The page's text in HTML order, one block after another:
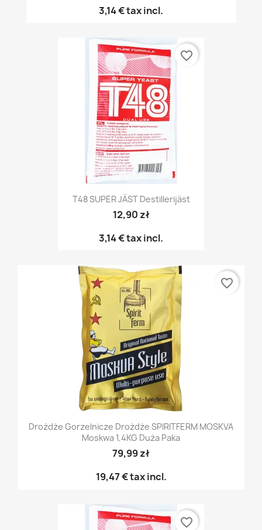
3,14 €tax incl.
T48 SUPER JÄST Destillerijäst
12,90 zł
3,14 €tax incl.
favorite_border
Drożdże Gorzelnicze Drożdże SPIRITFERM MOSKVA
Moskwa 1,4KG Duża Paka
79,99 zł
19,47 €tax incl.
favorite_border
favorite_border